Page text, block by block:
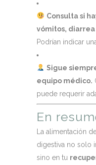
Consulta si
vómitos,
Podrían indicar
Sigue
equipo médico.
puede requerir
En
La alimentación
digestiva no solo
sino en tu